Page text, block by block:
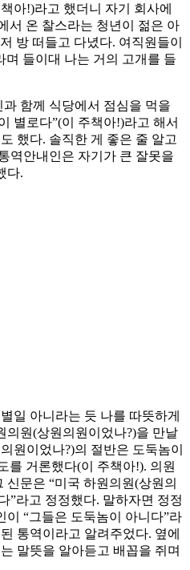
아!)라고 했더니 자기 회사에
서 온 찰스라는 청년이 젊은 아
방 떠들고 다녔다. 여직원들이
며 들이대 나는 거의 고개를 들
함께 식당에서 점심을 먹을
별로다”(이 주책아!)라고 해서
했다. 솔직한 게 좋은 줄 알고
역안내인은 자기가 큰 잘못을
다.
일 아니라는 듯 나를 따뜻하게
의원(상원의원이었나?)을 만날
원이었나?)의 절반은 도둑놈이
를 거론했다(이 주책아!). 의원
문은 “미국 하원의원(상원의
”라고 정정했다. 말하자면 정정
이 “그들은 도둑놈이 아니다”라
통역이라고 알려주었다. 옆에
말뜻을 알아듣고 배꼽을 쥐며